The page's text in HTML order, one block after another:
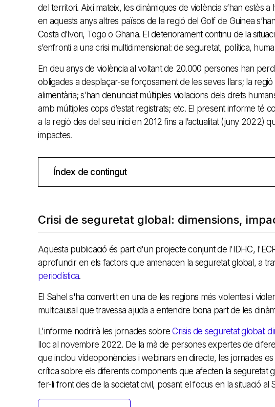
del territori. Així mateix, les dinàmiques de violència s’han estès
en aquests anys altres països de la regió del Golf de Guinea
Costa d’Ivori, Togo o Ghana. El deteriorament continu de la
s’enfronti a una crisi multidimensional: de seguretat, política,
En deu anys de violència al voltant de 20.000 persones han
obligades a desplaçar-se forçosament de les seves llars; la
alimentària; s’han denunciat múltiples violacions dels drets
amb múltiples cops d’estat registrats; etc. El present informe té
a la regió des del seu inici en 2012 fins a l’actualitat (juny 2022)
impactes.
Índex de contingut
Crisi de seguretat global: dimensions,
Aquesta publicació és part d'un projecte conjunt de l'IDHC,
aprofundir en els factors que amenacen la seguretat global, a
periodística.
El Sahel s'ha convertit en una de les regions més violentes i
multicausal que travessa ajuda a entendre bona part de les
L'informe nodrirà les jornades sobreCrisis de seguretat global:
lloc al novembre 2022. De la mà de persones expertes de
que inclou vídeoponències i webinars en directe, les jornades
crítica sobre els diferents components que afecten la seguretat
fer-li front des de la societat civil, posant el focus en la situació al